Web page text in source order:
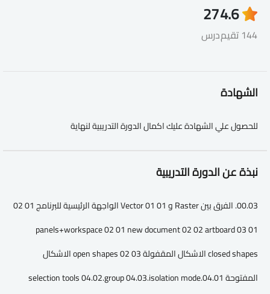
4.6
144 تقيم
27
درس
الشهادة
للحصول علي الشهادة عليك اكمال الدورة التدريبية لنهاية
نبذة عن الدورة التدريبية
00.03. الفرق بين Raster و Vector 01 01 الواجهة الرئيسية للبرنامج 01 02
panels+workspace 02 01 new document 02 02 artboard 03 01
closed shapes الاشكال المقفولة 03 02 open shapes الاشكال
المفتوحة 04.01.selection tools 04.02.group 04.03.isolation mode